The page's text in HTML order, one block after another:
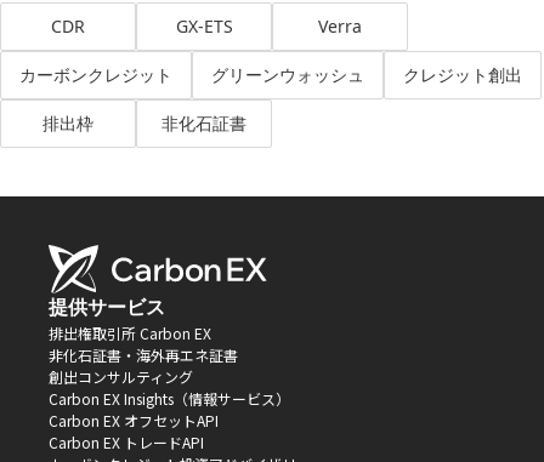
CDR GX-ETS Verra
カーボンクレジット グリーンウォッシュ クレジット創出
排出枠 非化石証書
提供サービス
排出権取引所 Carbon EX
非化石証書・海外再エネ証書
創出コンサルティング
Carbon EX Insights（情報サービス）
Carbon EX オフセットAPI
Carbon EX トレードAPI